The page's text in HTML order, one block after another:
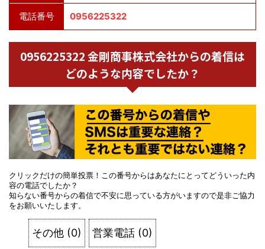
電話番号 0956225322
0956225322 金剛商事株式会社からの着信は
どのような内容でしたか？
クリックだけの簡単投票！この番号からはあなたにとってどういった内
容の電話でしたか？
知らない番号からの着信で不安に思っている方がいますので是非ご協力
をお願いいたします。
その他 (0) 営業電話 (0)